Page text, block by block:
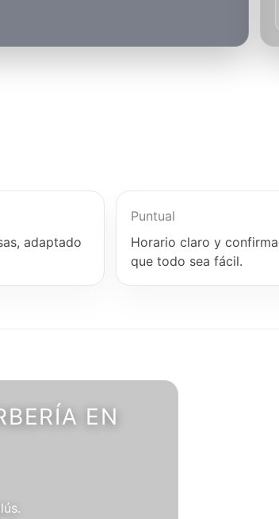
adaptado
Puntual
Horario claro y
que todo sea fácil.
EN